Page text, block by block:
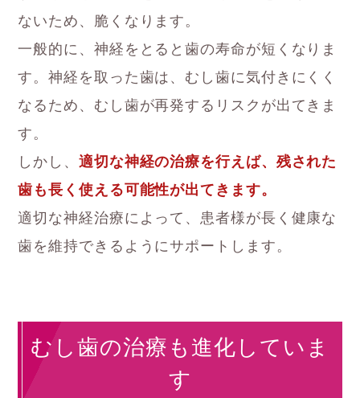
ないため、脆くなります。
一般的に、神経をとると歯の寿命が短くなりま
す。神経を取った歯は、むし歯に気付きにくく
なるため、むし歯が再発するリスクが出てきま
す。
しかし、 適切な神経の治療を行えば、残された
歯も長く使える可能性が出てきます。
適切な神経治療によって、患者様が長く健康な
歯を維持できるようにサポートします。
むし歯の治療も進化していま
す